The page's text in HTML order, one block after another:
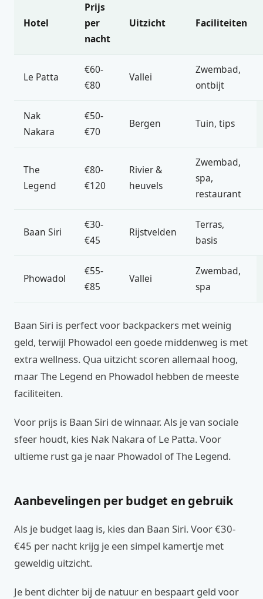
Hotel
Prijs
per
nacht
Uitzicht Faciliteiten
Le Patta
€60-
€80
Vallei
Zwembad,
ontbijt
Nak
Nakara
€50-
€70
Bergen Tuin, tips
The
Legend
€80-
€120
Rivier &
heuvels
Zwembad,
spa,
restaurant
Baan Siri
€30-
€45
Rijstvelden
Terras,
basis
Phowadol
€55-
€85
Vallei
Zwembad,
spa
Baan Siri is perfect voor backpackers met weinig
geld, terwijl Phowadol een goede middenweg is met
extra wellness. Qua uitzicht scoren allemaal hoog,
maar The Legend en Phowadol hebben de meeste
faciliteiten.
Voor prijs is Baan Siri de winnaar. Als je van sociale
sfeer houdt, kies Nak Nakara of Le Patta. Voor
ultieme rust ga je naar Phowadol of The Legend.
Aanbevelingen per budget en gebruik
Als je budget laag is, kies dan Baan Siri. Voor €30-
€45 per nacht krijg je een simpel kamertje met
geweldig uitzicht.
Je bent dichter bij de natuur en bespaart geld voor